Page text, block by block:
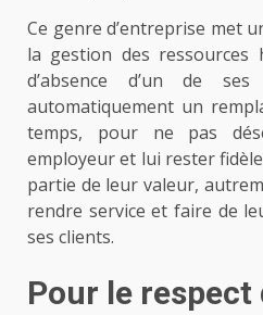
Ce genre d’entreprise met
la gestion des ressources
d’absence d’un de
automatiquement un
temps, pour ne pas
employeur et lui rester
partie de leur valeur,
rendre service et faire de
ses clients.
Pour le respect